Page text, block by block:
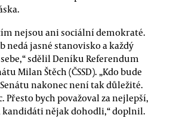
nejsou ani sociální demokraté.
nedá jasné stanovisko a každý
sdělil Deníku Referendum
Milan Štěch (ČSSD). „Kdo bude
nakonec není tak důležité.
Přesto bych považoval za nejlepší,
kandidáti nějak dohodli,“ doplnil.